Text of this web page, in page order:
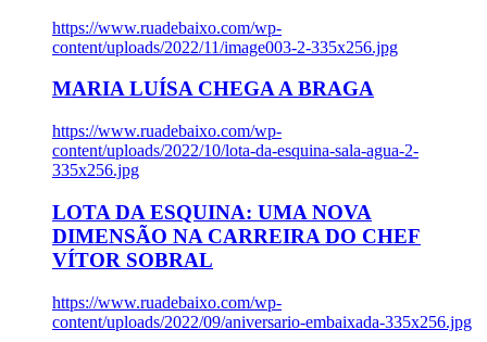
https://www.ruadebaixo.com/wp-
content/uploads/2022/11/image003-2-335x256.jpg
MARIA LUÍSA CHEGA A BRAGA
https://www.ruadebaixo.com/wp-
content/uploads/2022/10/lota-da-esquina-sala-agua-2-
335x256.jpg
LOTA DA ESQUINA: UMA NOVA
DIMENSÃO NA CARREIRA DO CHEF
VÍTOR SOBRAL
https://www.ruadebaixo.com/wp-
content/uploads/2022/09/aniversario-embaixada-335x256.jpg